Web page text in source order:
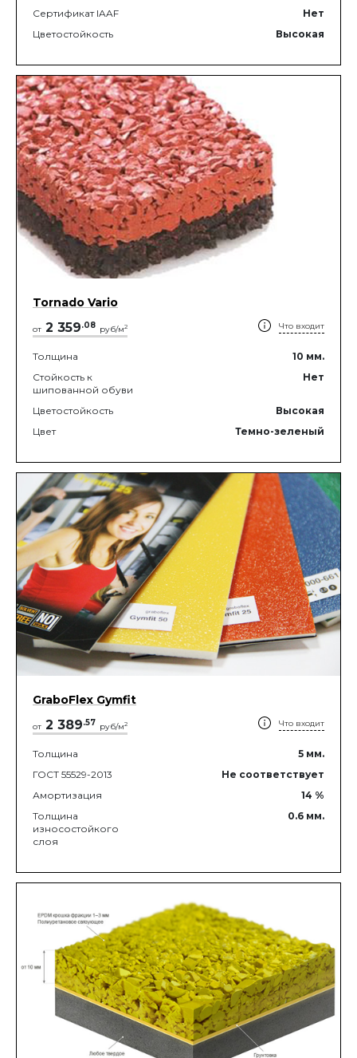
Сертификат IAAF
Нет
Цветостойкость
Высокая
Tornado Vario
от 2 359.08 руб/м2 Что входит
Толщина 10 мм.
Стойкость к
шипованной обуви
Нет
Цветостойкость
Высокая
Цвет
Темно-зеленый
GraboFlex Gymfit
от 2 389.57 руб/м2 Что входит
Толщина 5 мм.
ГОСТ 55529-2013
Не соответствует
Амортизация
14 %
Толщина
износостойкого
слоя
0.6 мм.